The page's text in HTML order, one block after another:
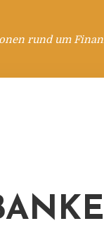
rund um